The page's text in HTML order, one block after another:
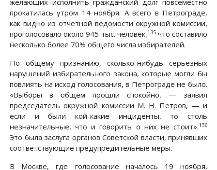
желающих исполнить гражданский долг повсеместно
прокатилась утром 14 ноября. А всего в Петрограде,
как видно из отчетной ведомости окружной комиссии,
проголосовало около 945 тыс. человек,135что составило
несколько более 70% общего числа избирателей.
По общему признанию, сколько-нибудь серьезных
нарушений избирательного закона, которые могли бы
повлиять на исход голосования, в Петрограде не было.
«Выборы в общем прошли спокойно, — заявил
председатель окружной комиссии М. Н. Петров, — и
если и были кой-какие инциденты, то столь
незначительные, что и говорить о них не стоит».136
Это была заслуга органов Советской власти, принявших
соответствующие предупредительные меры.
В Москве, где голосование началось 19 ноября,